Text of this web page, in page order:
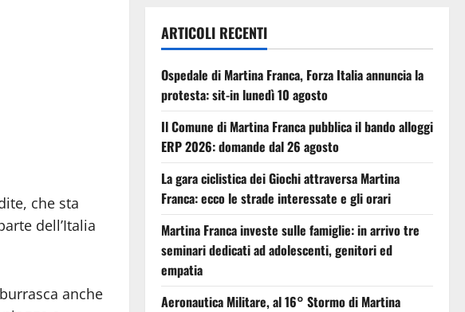
che sta
dell’Italia
anche
ARTICOLI RECENTI
Ospedale di Martina Franca, Forza Italia annuncia la
protesta: sit-in lunedì 10 agosto
Il Comune di Martina Franca pubblica il bando alloggi
ERP 2026: domande dal 26 agosto
La gara ciclistica dei Giochi attraversa Martina
Franca: ecco le strade interessate e gli orari
Martina Franca investe sulle famiglie: in arrivo tre
seminari dedicati ad adolescenti, genitori ed
empatia
Aeronautica Militare, al 16° Stormo di Martina